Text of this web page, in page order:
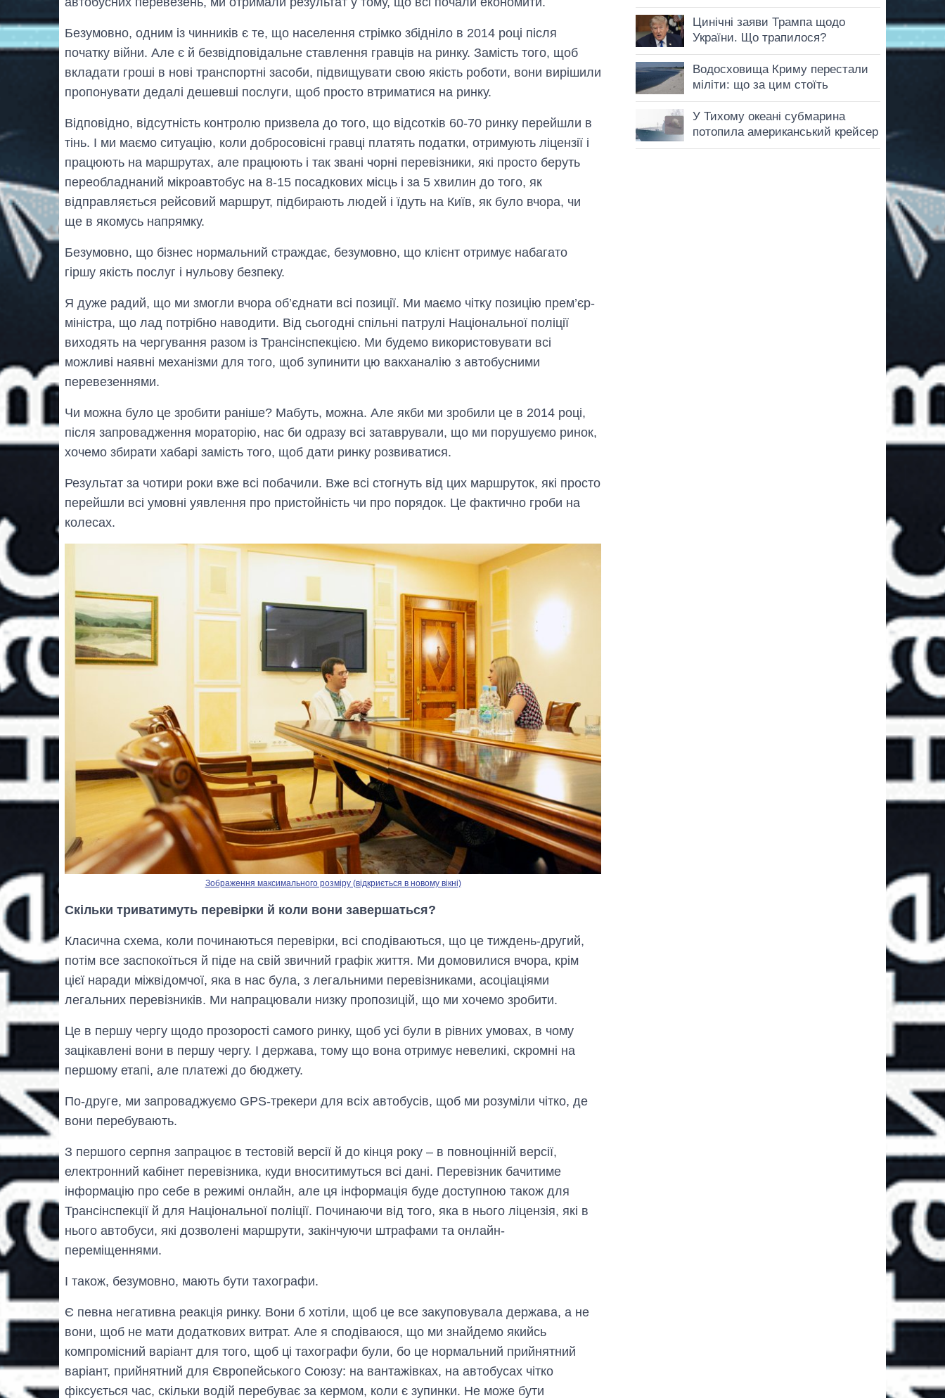
Безумовно, одним із чинників є те, що населення стрімко збідніло в 2014 році після
початку війни. Але є й безвідповідальне ставлення гравців на ринку. Замість того, щоб
вкладати гроші в нові транспортні засоби, підвищувати свою якість роботи, вони вирішили
пропонувати дедалі дешевші послуги, щоб просто втриматися на ринку.
Відповідно, відсутність контролю призвела до того, що відсотків 60-70 ринку перейшли в
тінь. І ми маємо ситуацію, коли добросовісні гравці платять податки, отримують ліцензії і
працюють на маршрутах, але працюють і так звані чорні перевізники, які просто беруть
переобладнаний мікроавтобус на 8-15 посадкових місць і за 5 хвилин до того, як
відправляється рейсовий маршрут, підбирають людей і їдуть на Київ, як було вчора, чи
ще в якомусь напрямку.
Безумовно, що бізнес нормальний страждає, безумовно, що клієнт отримує набагато
гіршу якість послуг і нульову безпеку.
Я дуже радий, що ми змогли вчора об’єднати всі позиції. Ми маємо чітку позицію прем’єр-
міністра, що лад потрібно наводити. Від сьогодні спільні патрулі Національної поліції
виходять на чергування разом із Трансінспекцією. Ми будемо використовувати всі
можливі наявні механізми для того, щоб зупинити цю вакханалію з автобусними
перевезеннями.
Чи можна було це зробити раніше? Мабуть, можна. Але якби ми зробили це в 2014 році,
після запровадження мораторію, нас би одразу всі затаврували, що ми порушуємо ринок,
хочемо збирати хабарі замість того, щоб дати ринку розвиватися.
Результат за чотири роки вже всі побачили. Вже всі стогнуть від цих маршруток, які просто
перейшли всі умовні уявлення про пристойність чи про порядок. Це фактично гроби на
колесах.
Зображення максимального розміру (відкриється в новому вікні)
Скільки триватимуть перевірки й коли вони завершаться?
Класична схема, коли починаються перевірки, всі сподіваються, що це тиждень-другий,
потім все заспокоїться й піде на свій звичний графік життя. Ми домовилися вчора, крім
цієї наради міжвідомчої, яка в нас була, з легальними перевізниками, асоціаціями
легальних перевізників. Ми напрацювали низку пропозицій, що ми хочемо зробити.
Це в першу чергу щодо прозорості самого ринку, щоб усі були в рівних умовах, в чому
зацікавлені вони в першу чергу. І держава, тому що вона отримує невеликі, скромні на
першому етапі, але платежі до бюджету.
По-друге, ми запроваджуємо GPS-трекери для всіх автобусів, щоб ми розуміли чітко, де
вони перебувають.
З першого серпня запрацює в тестовій версії й до кінця року – в повноцінній версії,
електронний кабінет перевізника, куди вноситимуться всі дані. Перевізник бачитиме
інформацію про себе в режимі онлайн, але ця інформація буде доступною також для
Трансінспекції й для Національної поліції. Починаючи від того, яка в нього ліцензія, які в
нього автобуси, які дозволені маршрути, закінчуючи штрафами та онлайн-
переміщеннями.
І також, безумовно, мають бути тахографи.
Є певна негативна реакція ринку. Вони б хотіли, щоб це все закуповувала держава, а не
вони, щоб не мати додаткових витрат. Але я сподіваюся, що ми знайдемо якийсь
компромісний варіант для того, щоб ці тахографи були, бо це нормальний прийнятний
варіант, прийнятний для Європейського Союзу: на вантажівках, на автобусах чітко
фіксується час, скільки водій перебуває за кермом, коли є зупинки. Не може бути